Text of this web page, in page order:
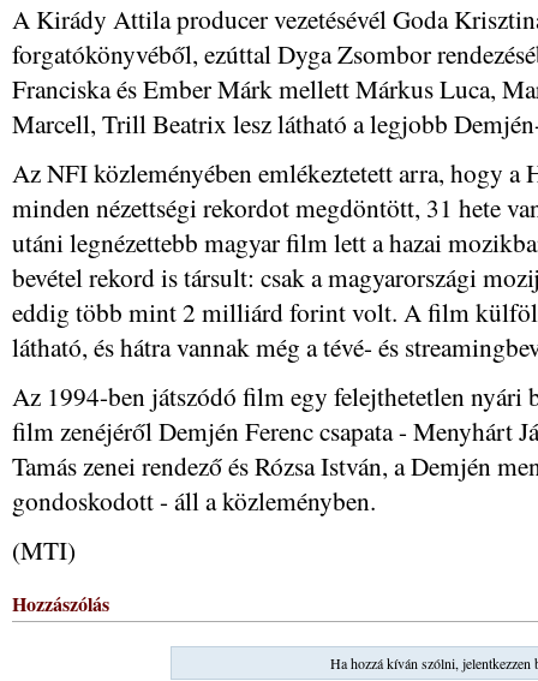
A Kirády Attila producer vezetésévél Goda
forgatókönyvéből, ezúttal Dyga Zsombor
Franciska és Ember Márk mellett Márkus Luca,
Marcell, Trill Beatrix lesz látható a legjobb
Az NFI közleményében emlékeztetett arra, hogy a
minden nézettségi rekordot megdöntött, 31 hete
utáni legnézettebb magyar film lett a hazai
bevétel rekord is társult: csak a magyarországi
eddig több mint 2 milliárd forint volt. A film
látható, és hátra vannak még a tévé- és
Az 1994-ben játszódó film egy felejthetetlen nyári
film zenéjéről Demjén Ferenc csapata - Menyhárt
Tamás zenei rendező és Rózsa István, a Demjén
gondoskodott - áll a közleményben.
(MTI)
Hozzászólás
Ha hozzá kíván szólni, jelentkezzen